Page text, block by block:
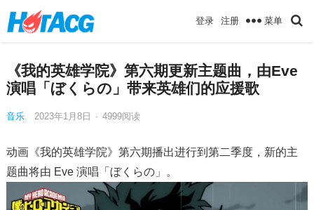
登录 注册 菜单
《我的英雄学院》第六期更新主题曲，由Eve
演唱「ぼくらの」带来英雄们的应援歌
音乐 2023年1月8日 · 4999阅读
动画《我的英雄学院》第六期播出进行到第二季度，新的主
题曲将由 Eve 演唱「ぼくらの」。